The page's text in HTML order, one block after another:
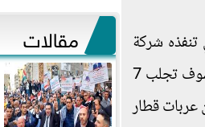
الذي تنفذه شركة
روس أتوم والمنطقة الصناعية الروسية، ولكن من المؤكد أن العمل سوف يستمر في هذه المنطقة الروسية التي سوف تجلب 7
قطار
مقالات